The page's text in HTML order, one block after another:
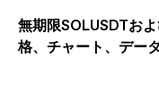
無期限SOLUSDTお
格、チャート、デー